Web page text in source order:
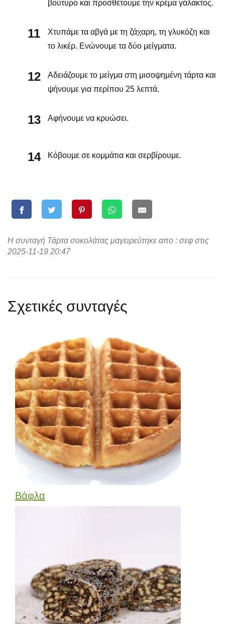
βούτυρο και προσθέτουμε την κρέμα γάλακτος.
Χτυπάμε τα αβγά με τη ζάχαρη, τη γλυκόζη και
το λικέρ. Ενώνουμε τα δύο μείγματα.
Αδειάζουμε το μείγμα στη μισοψημένη τάρτα και
ψήνουμε για περίπου 25 λεπτά.
Αφήνουμε να κρυώσει.
Κόβουμε σε κομμάτια και σερβίρουμε.
Η συνταγή Τάρτα σοκολάτας μαγειρεύτηκε απο : σεφ στις
2025-11-19 20:47
Σχετικές συνταγές
Βάφλα